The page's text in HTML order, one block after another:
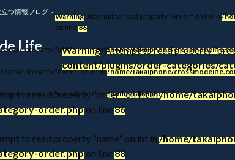
Life
つ情報ブログ～
Warning: Attempt to read property "order" on int in /
on line 86
read property "order" on int in/home/takaiphone/
read property "name" on int in/home/takaiphone/
read property "name" on int in/home/takaiphone/
Warning: Attempt to read property
content/plugins/order-categories/
to read property "order" on int in/home/
order.php on line86
to read property "name" on int in /home/
order.php on line88